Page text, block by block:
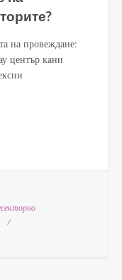
на провеждане:
център кани